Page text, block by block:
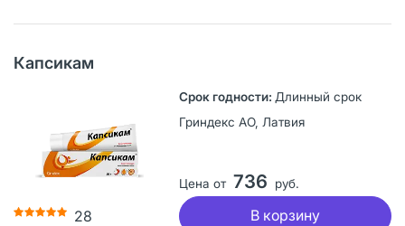
Капсикам
28
Длинный срок
Гриндекс АО, Латвия
Цена от 736 руб.
В корзину